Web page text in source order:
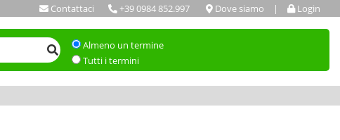
Contattaci +39 0984 852.997 Dove siamo | Login
Almeno un termine
Tutti i termini